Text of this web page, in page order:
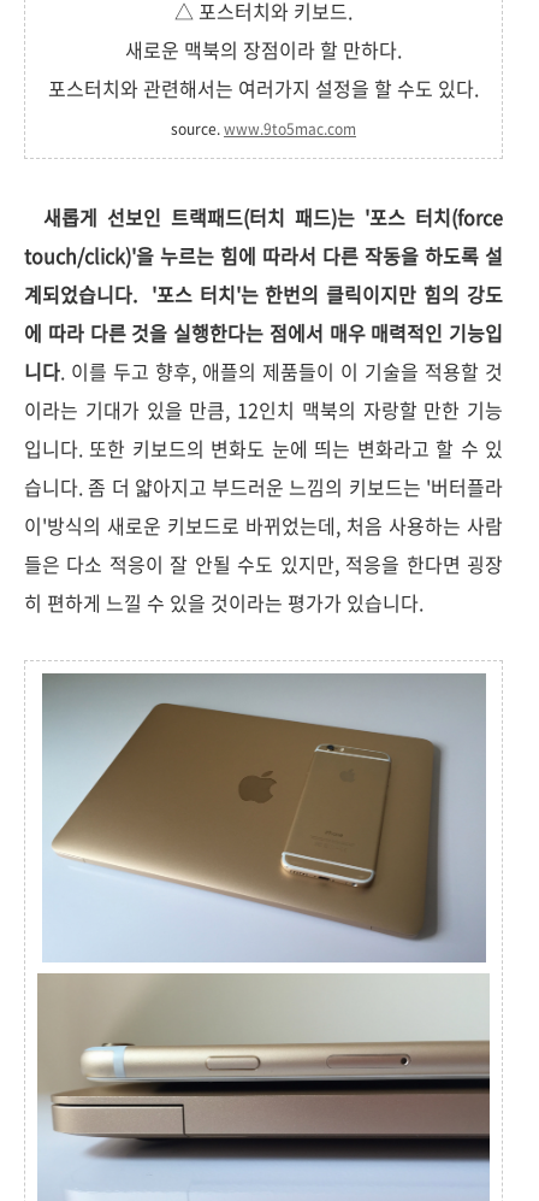
△ 포스터치와 키보드.
새로운 맥북의 장점이라 할 만하다.
포스터치와 관련해서는 여러가지 설정을 할 수도 있다.
source.www.9to5mac.com
새롭게 선보인 트랙패드(터치 패드)는 '포스 터치(force
touch/click)'을 누르는 힘에 따라서 다른 작동을 하도록 설
계되었습니다. '포스 터치'는 한번의 클릭이지만 힘의 강도
에 따라 다른 것을 실행한다는 점에서 매우 매력적인 기능입
니다. 이를 두고 향후, 애플의 제품들이 이 기술을 적용할 것
이라는 기대가 있을 만큼, 12인치 맥북의 자랑할 만한 기능
입니다. 또한 키보드의 변화도 눈에 띄는 변화라고 할 수 있
습니다. 좀 더 얇아지고 부드러운 느낌의 키보드는 '버터플라
이'방식의 새로운 키보드로 바뀌었는데, 처음 사용하는 사람
들은 다소 적응이 잘 안될 수도 있지만, 적응을 한다면 굉장
히 편하게 느낄 수 있을 것이라는 평가가 있습니다.